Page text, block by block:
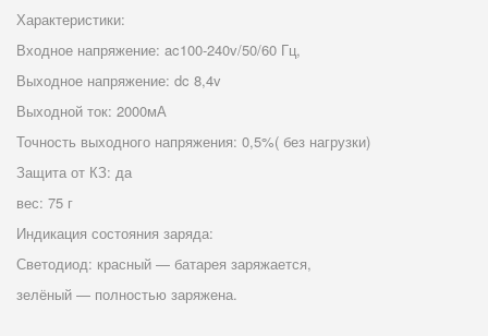
Характеристики:
Входное напряжение: ac100-240v/50/60 Гц,
Выходное напряжение: dc 8,4v
Выходной ток: 2000мА
Точность выходного напряжения: 0,5%( без нагрузки)
Защита от КЗ: да
вес: 75 г
Индикация состояния заряда:
Светодиод: красный — батарея заряжается,
зелёный — полностью заряжена.